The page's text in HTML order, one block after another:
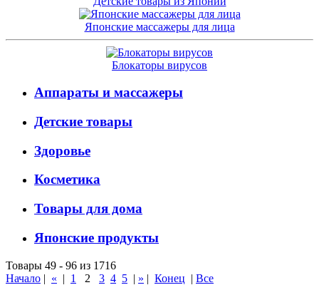
Японские массажеры для лица
Блокаторы вирусов
Аппараты и массажеры
Детские товары
Здоровье
Косметика
Товары для дома
Японские продукты
Товары 49 - 96 из 1716
Начало | « | 1 2 3 4 5 | » | Конец | Все